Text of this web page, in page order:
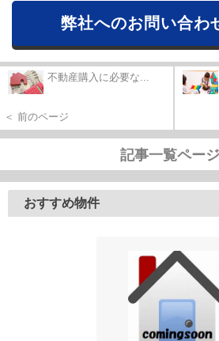
弊社へのお問い合わ
不動産購入に必要な...
＜ 前のページ
記事一覧ペー
おすすめ物件